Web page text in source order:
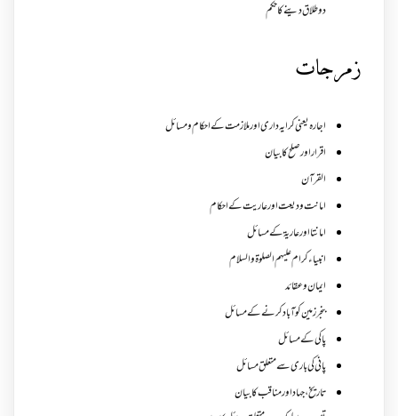
دو طلاق دینے کا حکم
زمرجات
اجارہ یعنی کرایہ داری اور ملازمت کے احکام و مسائل
اقرار اور صلح کا بیان
القرآن
امانت ودیعت اورعاریت کے احکام
امانتا اور عاریة کے مسائل
انبیاء کرام علیہم الصلوۃ والسلام
ایمان وعقائد
بنجر زمین کو آباد کرنے کے مسائل
پاکی کے مسائل
پانی کی باری سے متعلق مسائل
تاریخ،جہاد اور مناقب کا بیان